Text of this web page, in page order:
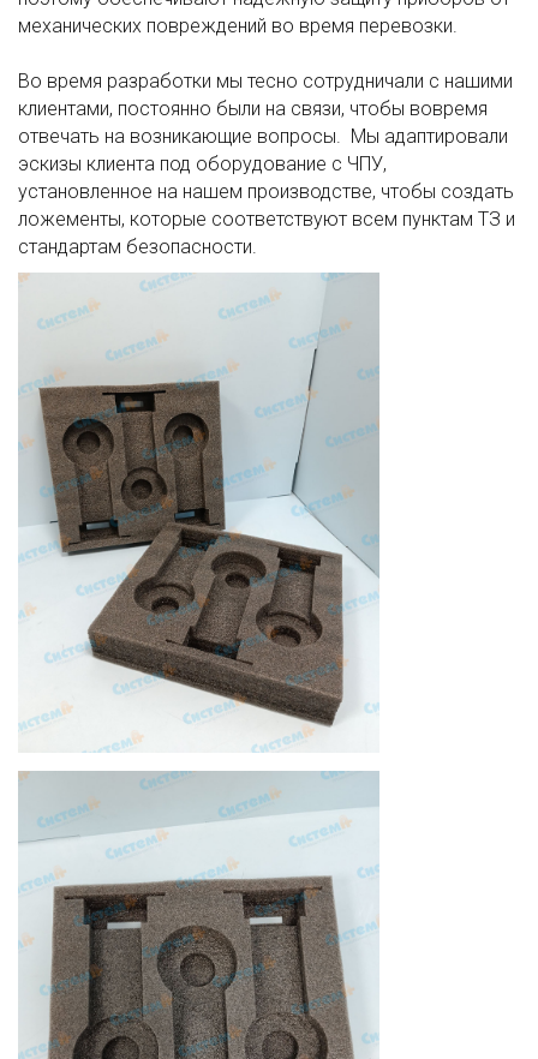
механических повреждений во время перевозки.
Во время разработки мы тесно сотрудничали с нашими
клиентами, постоянно были на связи, чтобы вовремя
отвечать на возникающие вопросы. Мы адаптировали
эскизы клиента под оборудование с ЧПУ,
установленное на нашем производстве, чтобы создать
ложементы, которые соответствуют всем пунктам ТЗ и
стандартам безопасности.